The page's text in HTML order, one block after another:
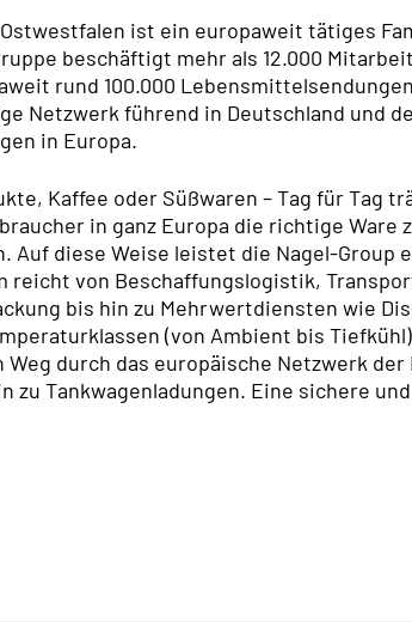
ist ein europaweit tätiges
beschäftigt mehr als 12.000
rund 100.000
Netzwerk führend in Deutschland und
in Europa.
Kaffee oder Süßwaren – Tag für Tag
in ganz Europa die richtige
Auf diese Weise leistet die Nagel-Group
reicht von Beschaffungslogistik,
bis hin zu Mehrwertdiensten wie
(von Ambient bis
durch das europäische Netzwerk
zu Tankwagenladungen. Eine sichere